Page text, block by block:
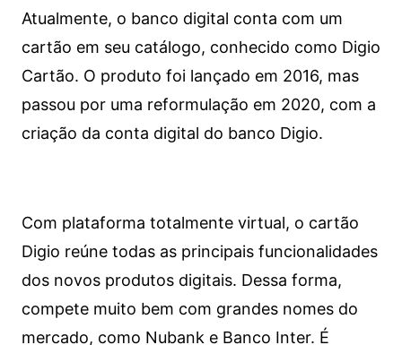
Atualmente, o banco digital conta com um
cartão em seu catálogo, conhecido como Digio
Cartão. O produto foi lançado em 2016, mas
passou por uma reformulação em 2020, com a
criação da conta digital do banco Digio.
Com plataforma totalmente virtual, o cartão
Digio reúne todas as principais funcionalidades
dos novos produtos digitais. Dessa forma,
compete muito bem com grandes nomes do
mercado, como Nubank e Banco Inter. É